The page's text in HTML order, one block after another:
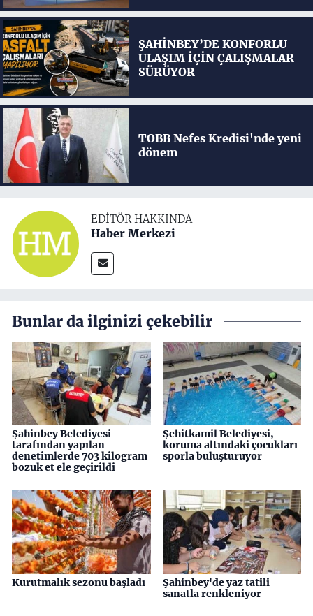
ŞAHİNBEY’DE KONFORLU
ULAŞIM İÇİN ÇALIŞMALAR
SÜRÜYOR
TOBB Nefes Kredisi'nde yeni
dönem
EDITÖR HAKKINDA
Haber Merkezi
Bunlar da ilginizi çekebilir
Şahinbey Belediyesi
tarafından yapılan
denetimlerde 703 kilogram
bozuk et ele geçirildi
Şehitkamil Belediyesi,
koruma altındaki çocukları
sporla buluşturuyor
Kurutmalık sezonu başladı
Şahinbey'de yaz tatili
sanatla renkleniyor